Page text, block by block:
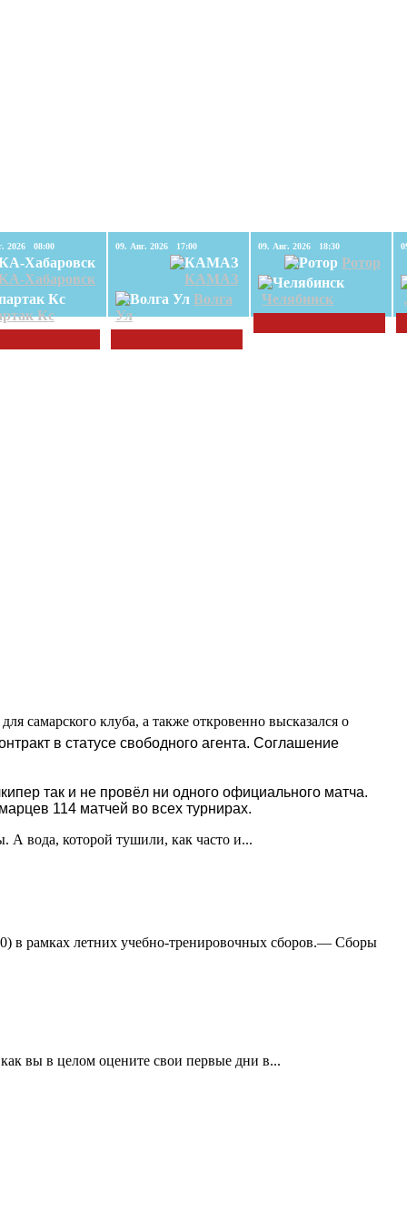
09. Авг. 2026 08:00
Хабаровск
Кс
09. Авг. 2026 17:00
КАМАЗ
Волга
Ул
09. Авг. 2026 18:30
Ротор
Челябинск
самарского клуба, а также откровенно высказался о
вода, которой тушили, как часто и...
в рамках летних учебно-тренировочных сборов.— Сборы
вы в целом оцените свои первые дни в...
в статусе свободного агента. Соглашение
так и не провёл ни одного официального матча.
114 матчей во всех турнирах.